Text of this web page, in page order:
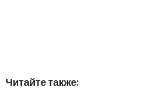
Читайте также: